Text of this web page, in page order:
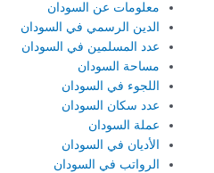
معلومات عن السودان
الدين الرسمي في السودان
عدد المسلمين في السودان
مساحة السودان
اللجوء في السودان
عدد سكان السودان
عملة السودان
الأديان في السودان
الرواتب في السودان